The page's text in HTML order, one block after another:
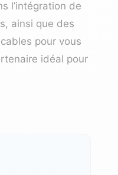
l’intégration de
ainsi que des
pour vous
idéal pour